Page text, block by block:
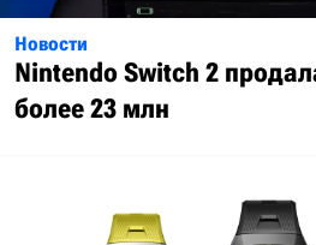
Новости
Nintendo Switch 2
более 23 млн